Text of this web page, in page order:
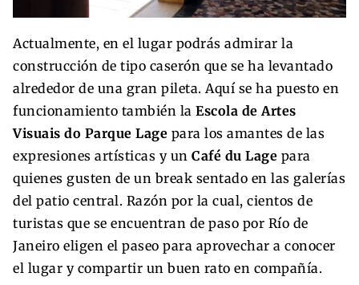
Actualmente, en el lugar podrás admirar la
construcción de tipo caserón que se ha levantado
alrededor de una gran pileta. Aquí se ha puesto en
funcionamiento también la Escola de Artes
Visuais do Parque Lage para los amantes de las
expresiones artísticas y un Café du Lage para
quienes gusten de un break sentado en las galerías
del patio central. Razón por la cual, cientos de
turistas que se encuentran de paso por Río de
Janeiro eligen el paseo para aprovechar a conocer
el lugar y compartir un buen rato en compañía.